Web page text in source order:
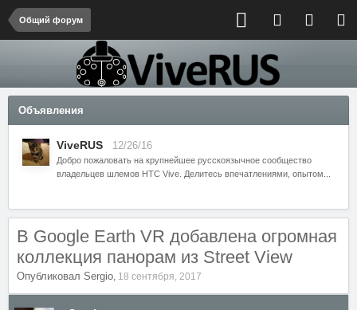
Общий форум
Объявления
ViveRUS 12/26/16
Добро пожаловать на крупнейшее русскоязычное сообщество
владельцев шлемов HTC Vive. Делитесь впечатлениями, опытом...
В Google Earth VR добавлена огромная
коллекция панорам из Street View
Опубликовал Sergio, 18 сентября, 2017